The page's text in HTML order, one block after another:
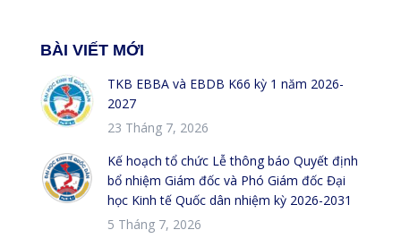
BÀI VIẾT MỚI
TKB EBBA và EBDB K66 kỳ 1 năm 2026-
2027
23 Tháng 7, 2026
Kế hoạch tổ chức Lễ thông báo Quyết định
bổ nhiệm Giám đốc và Phó Giám đốc Đại
học Kinh tế Quốc dân nhiệm kỳ 2026-2031
5 Tháng 7, 2026